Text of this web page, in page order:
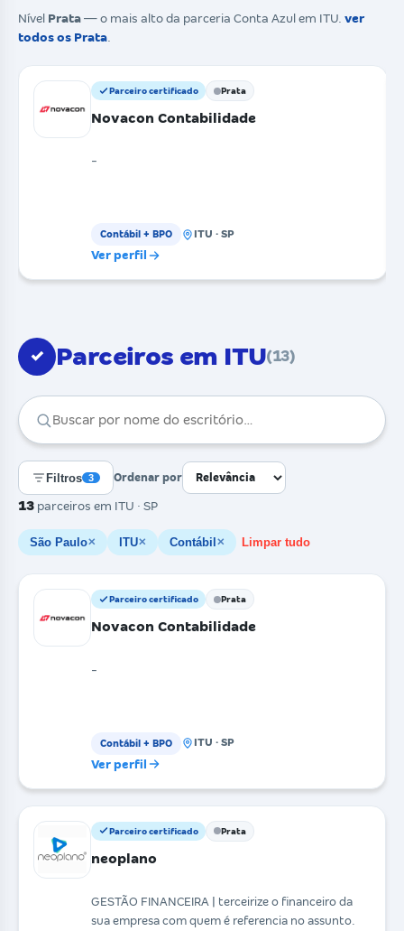
Nível Prata — o mais alto da parceria Conta Azul em ITU. ver
todos os Prata.
Parceiro certificado Prata
Novacon Contabilidade
-
Contábil + BPO ITU · SP
Ver perfil
✓ Parceiros em ITU(13)
Filtros 3
13 parceiros em ITU · SP
Ordenar por
São Paulo✕ ITU✕ Contábil ✕ Limpar tudo
Parceiro certificado Prata
Novacon Contabilidade
-
Contábil + BPO ITU · SP
Ver perfil
Parceiro certificado Prata
neoplano
GESTÃO FINANCEIRA | terceirize o financeiro da
sua empresa com quem é referencia no assunto.